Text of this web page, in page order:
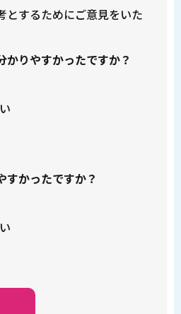
とするためにご意見をいた
かりやすかったですか？
すかったですか？